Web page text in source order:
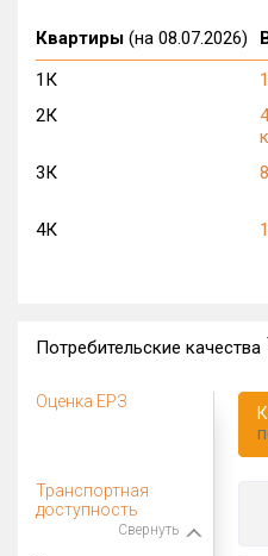
Квартиры (на 08.07.2026)
1К
2К
3К
4К
Потребительские качества
Оценка ЕРЗ
Транспортная
доступность
Свернуть